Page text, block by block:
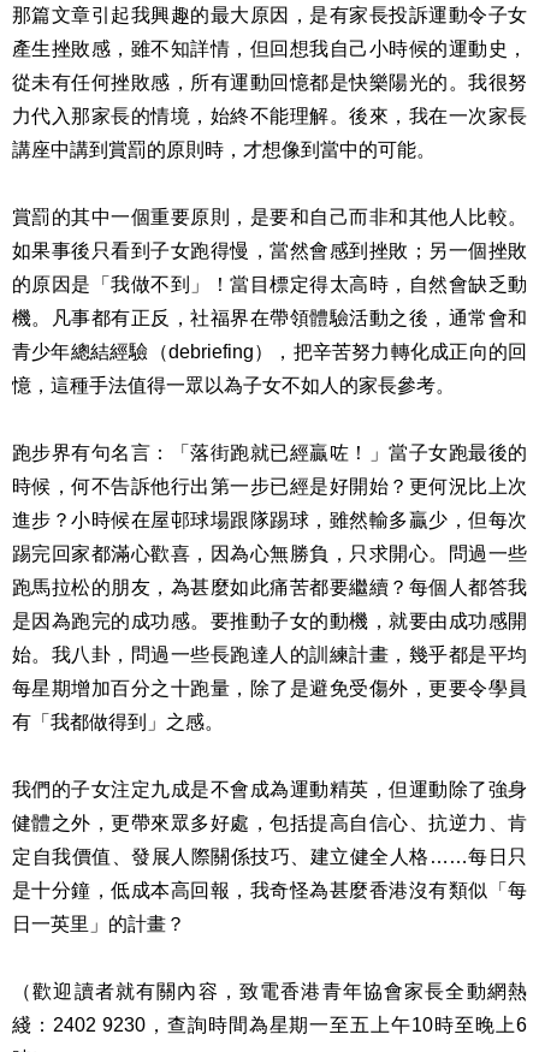
那篇文章引起我興趣的最大原因，是有家長投訴運動令子女
產生挫敗感，雖不知詳情，但回想我自己小時候的運動史，
從未有任何挫敗感，所有運動回憶都是快樂陽光的。我很努
力代入那家長的情境，始終不能理解。後來，我在一次家長
講座中講到賞罰的原則時，才想像到當中的可能。
賞罰的其中一個重要原則，是要和自己而非和其他人比較。
如果事後只看到子女跑得慢，當然會感到挫敗；另一個挫敗
的原因是「我做不到」！當目標定得太高時，自然會缺乏動
機。凡事都有正反，社福界在帶領體驗活動之後，通常會和
青少年總結經驗（debriefing），把辛苦努力轉化成正向的回
憶，這種手法值得一眾以為子女不如人的家長參考。
跑步界有句名言：「落街跑就已經贏咗！」當子女跑最後的
時候，何不告訴他行出第一步已經是好開始？更何況比上次
進步？小時候在屋邨球場跟隊踢球，雖然輸多贏少，但每次
踢完回家都滿心歡喜，因為心無勝負，只求開心。問過一些
跑馬拉松的朋友，為甚麼如此痛苦都要繼續？每個人都答我
是因為跑完的成功感。要推動子女的動機，就要由成功感開
始。我八卦，問過一些長跑達人的訓練計畫，幾乎都是平均
每星期增加百分之十跑量，除了是避免受傷外，更要令學員
有「我都做得到」之感。
我們的子女注定九成是不會成為運動精英，但運動除了強身
健體之外，更帶來眾多好處，包括提高自信心、抗逆力、肯
定自我價值、發展人際關係技巧、建立健全人格……每日只
是十分鐘，低成本高回報，我奇怪為甚麼香港沒有類似「每
日一英里」的計畫？
（歡迎讀者就有關內容，致電香港青年協會家長全動網熱
綫：2402 9230，查詢時間為星期一至五上午10時至晚上6